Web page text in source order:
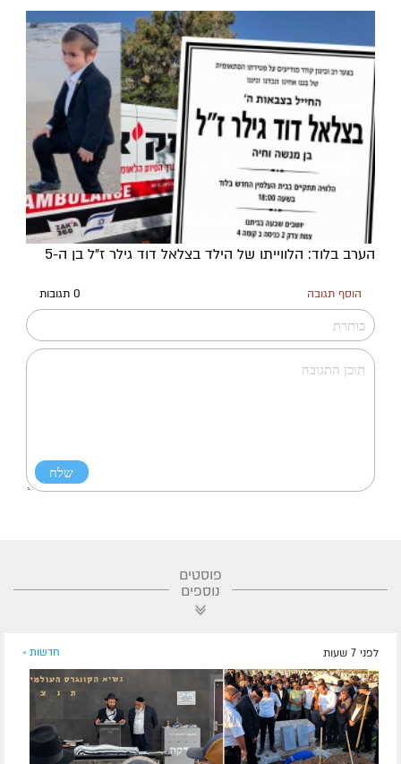
הערב בלוד: הלווייתו של הילד בצלאל דוד גילר ז"ל בן ה-5
הוסף תגובה 0 תגובות
פוסטים
נוספים
לפני 7 שעות חדשות »